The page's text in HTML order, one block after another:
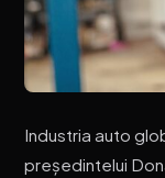
Industria auto
președintelui